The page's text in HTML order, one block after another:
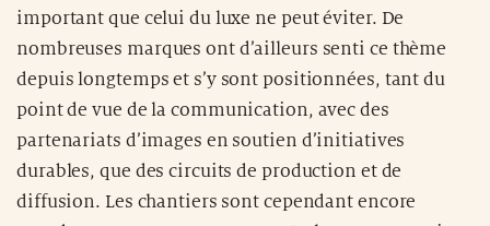
important que celui du luxe ne peut éviter. De
nombreuses marques ont d’ailleurs senti ce thème
depuis longtemps et s’y sont positionnées, tant du
point de vue de la communication, avec des
partenariats d’images en soutien d’initiatives
durables, que des circuits de production et de
diffusion. Les chantiers sont cependant encore